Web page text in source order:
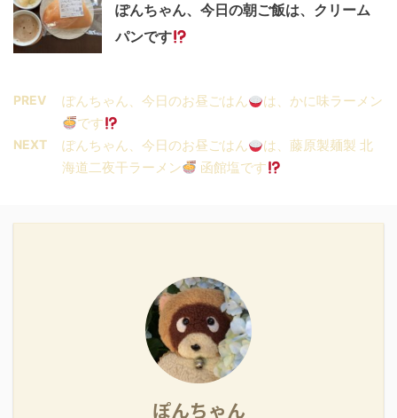
ぽんちゃん、今日の朝ご飯は、クリーム
パンです
PREV ぽんちゃん、今日のお昼ごはん
は、かに味ラーメン
です
NEXT ぽんちゃん、今日のお昼ごはん
は、藤原製麺製 北
海道二夜干ラーメン
函館塩です
ぽんちゃん